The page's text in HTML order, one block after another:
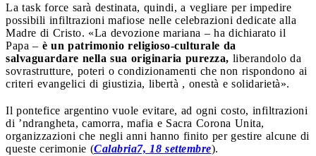
La task force sarà destinata, quindi, a vegliare per impedire
possibili infiltrazioni mafiose nelle celebrazioni dedicate alla
Madre di Cristo. «La devozione mariana – ha dichiarato il
Papa – è un patrimonio religioso-culturale da
salvaguardare nella sua originaria purezza, liberandolo da
sovrastrutture, poteri o condizionamenti che non rispondono ai
criteri evangelici di giustizia, libertà , onestà e solidarietà».
Il pontefice argentino vuole evitare, ad ogni costo, infiltrazioni
di ’ndrangheta, camorra, mafia e Sacra Corona Unita,
organizzazioni che negli anni hanno finito per gestire alcune di
queste cerimonie (Calabria7, 18 settembre).